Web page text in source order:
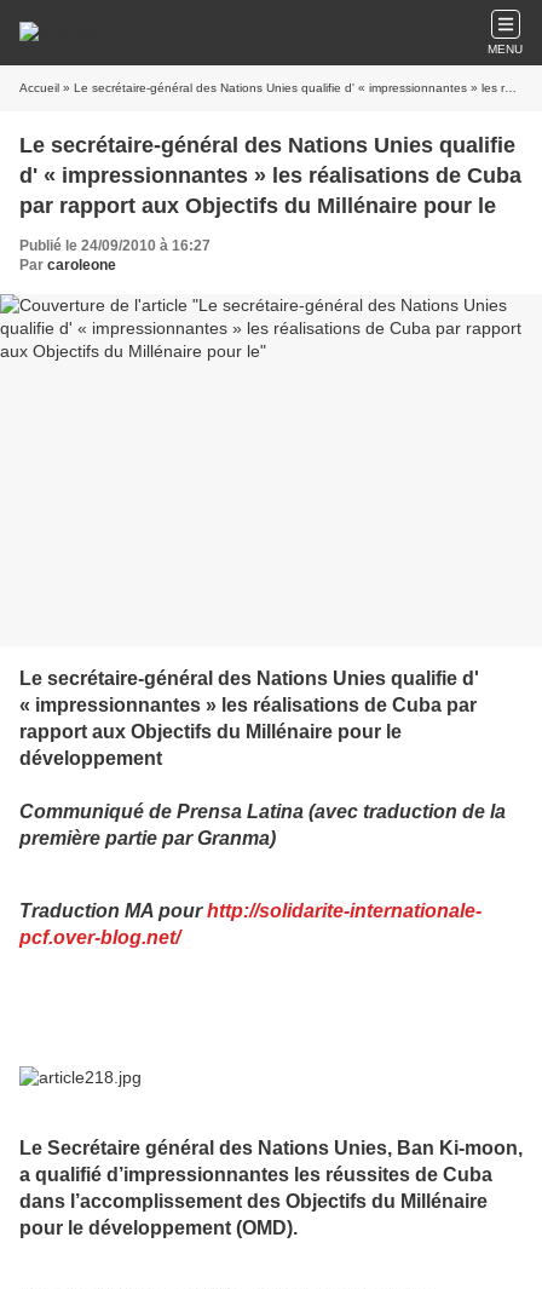
MENU
Accueil » Le secrétaire-général des Nations Unies qualifie d' « impressionnantes » les réalisations de Cuba par rapport aux Objectifs du Millénaire pour le
Le secrétaire-général des Nations Unies qualifie
d' « impressionnantes » les réalisations de Cuba
par rapport aux Objectifs du Millénaire pour le
Publié le 24/09/2010 à 16:27
Par caroleone
Le secrétaire-général des Nations Unies qualifie d'
« impressionnantes » les réalisations de Cuba par
rapport aux Objectifs du Millénaire pour le
développement
Communiqué de Prensa Latina (avec traduction de la
première partie par Granma)
Traduction MA pourhttp://solidarite-internationale-
pcf.over-blog.net/
Le Secrétaire général des Nations Unies, Ban Ki-moon,
a qualifié d’impressionnantes les réussites de Cuba
dans l’accomplissement des Objectifs du Millénaire
pour le développement (OMD).